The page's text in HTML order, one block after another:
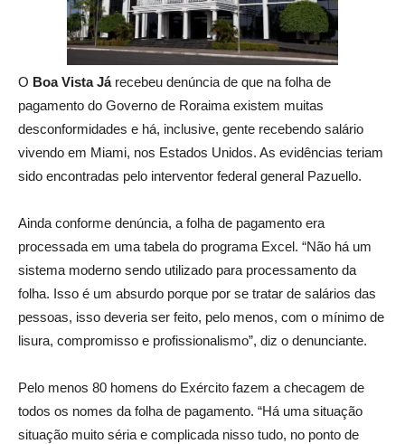
O Boa Vista Járecebeu denúncia de que na folha de
pagamento do Governo de Roraima existem muitas
desconformidades e há, inclusive, gente recebendo salário
vivendo em Miami, nos Estados Unidos. As evidências teriam
sido encontradas pelo interventor federal general Pazuello.
Ainda conforme denúncia, a folha de pagamento era
processada em uma tabela do programa Excel. “Não há um
sistema moderno sendo utilizado para processamento da
folha. Isso é um absurdo porque por se tratar de salários das
pessoas, isso deveria ser feito, pelo menos, com o mínimo de
lisura, compromisso e profissionalismo”, diz o denunciante.
Pelo menos 80 homens do Exército fazem a checagem de
todos os nomes da folha de pagamento. “Há uma situação
situação muito séria e complicada nisso tudo, no ponto de